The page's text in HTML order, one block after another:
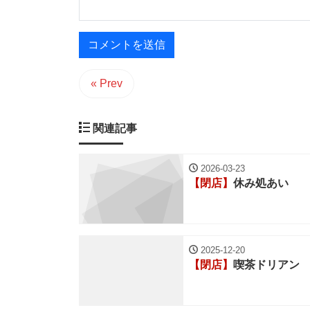
« Prev
関連記事
2026-03-23
【閉店】 休み処あい
2025-12-20
【閉店】 喫茶ドリアン